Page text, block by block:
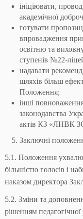
ініціювати,
академічної
готувати
впровадження
освітню та
ступенів №22-
надавати
шляхів більш
Положення;
інші
законодавства
актів КЗ «ЛНВК
Заключні
5.1. Положення
більшістю голосів і
наказом директора
5.2. Зміни та
рішенням